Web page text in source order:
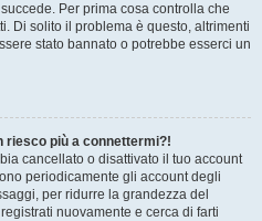
Per prima cosa controlla che
Di solito il problema è questo, altrimenti
stato bannato o potrebbe esserci un
riesco più a connettermi?!
cancellato o disattivato il tuo account
periodicamente gli account degli
per ridurre la grandezza del
nuovamente e cerca di farti